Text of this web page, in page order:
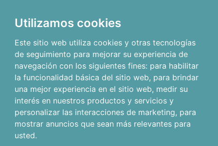
Utilizamos cookies
Este sitio web utiliza cookies y otras tecnologías
de seguimiento para mejorar su experiencia de
navegación con los siguientes fines: para habilitar
la funcionalidad básica del sitio web, para brindar
una mejor experiencia en el sitio web, medir su
interés en nuestros productos y servicios y
personalizar las interacciones de marketing, para
mostrar anuncios que sean más relevantes para
usted.